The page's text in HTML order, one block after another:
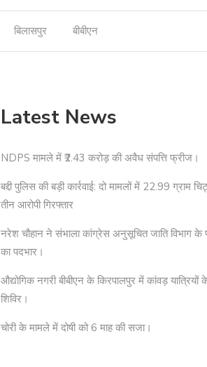
बिलासपुर बीबीएन
Latest News
NDPS मामले में ₹2.43 करोड़ की अवैध संपत्ति फ्रीज।
बद्दी पुलिस की बड़ी कार्रवाई: दो मामलों में 22.99 ग्राम
तीन आरोपी गिरफ्तार
नरेश चौहान ने संभाला कांग्रेस अनुसूचित जाति विभाग के
का पदभार।
औद्योगिक नगरी बीबीएन के किरपालपुर में कांवड़ यात्रियों
शिविर।
चोरी के मामले में दोषी को 6 माह की सजा।